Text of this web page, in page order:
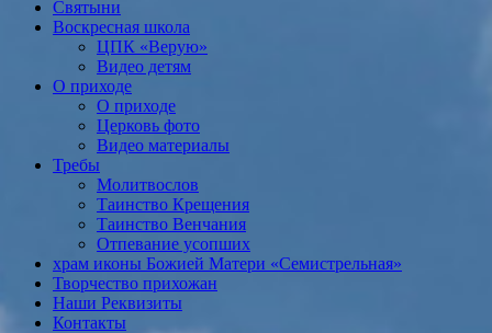
Святыни
Воскресная школа
ЦПК «Верую»
Видео детям
О приходе
О приходе
Церковь фото
Видео материалы
Требы
Молитвослов
Таинство Крещения
Таинство Венчания
Отпевание усопших
храм иконы Божией Матери «Семистрельная»
Творчество прихожан
Наши Реквизиты
Контакты